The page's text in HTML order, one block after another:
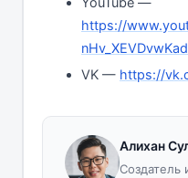
https://
VK — https://
Алихан
Создатель